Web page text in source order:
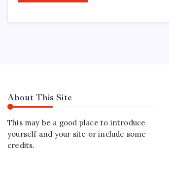
About This Site
This may be a good place to introduce
yourself and your site or include some
credits.